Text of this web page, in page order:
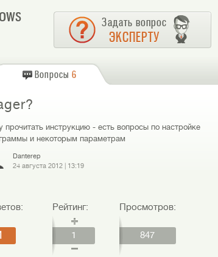
Задать вопрос
ЭКСПЕРТУ
Вопросы 6
прочитать инструкцию - есть вопросы по настройке
и некоторым параметрам
Danterep
24 августа 2012| 13:19
Рейтинг:
1
Просмотров:
847